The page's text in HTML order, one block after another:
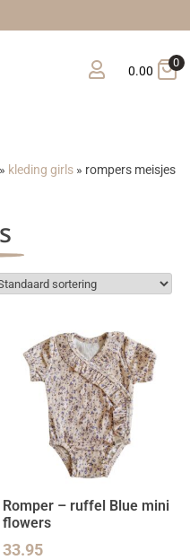
0.00
0
» kleding girls » rompers meisjes
Romper – ruffel Blue mini
flowers
33.95